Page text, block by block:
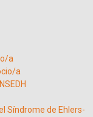
a
a
Síndrome de Ehlers-